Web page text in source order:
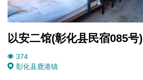
以安二馆(彰化县民宿085号)
374
彰化县鹿港镇